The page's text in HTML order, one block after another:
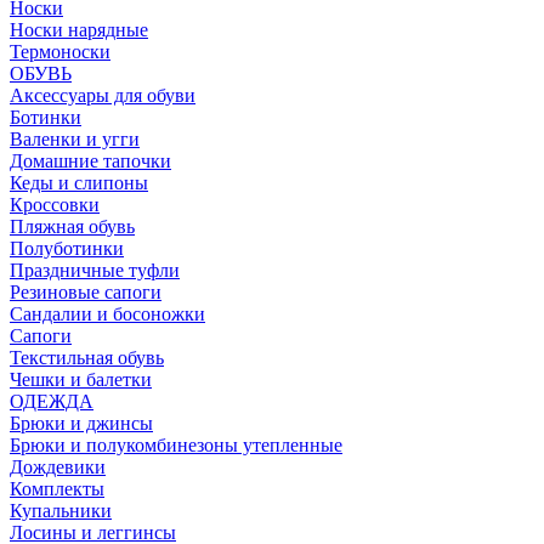
Носки
Носки нарядные
Термоноски
ОБУВЬ
Аксессуары для обуви
Ботинки
Валенки и угги
Домашние тапочки
Кеды и слипоны
Кроссовки
Пляжная обувь
Полуботинки
Праздничные туфли
Резиновые сапоги
Сандалии и босоножки
Сапоги
Текстильная обувь
Чешки и балетки
ОДЕЖДА
Брюки и джинсы
Брюки и полукомбинезоны утепленные
Дождевики
Комплекты
Купальники
Лосины и леггинсы